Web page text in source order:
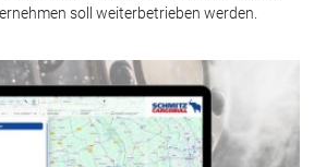
soll weiterbetrieben werden.